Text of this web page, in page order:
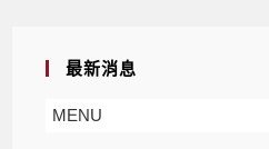
最新消息
MENU